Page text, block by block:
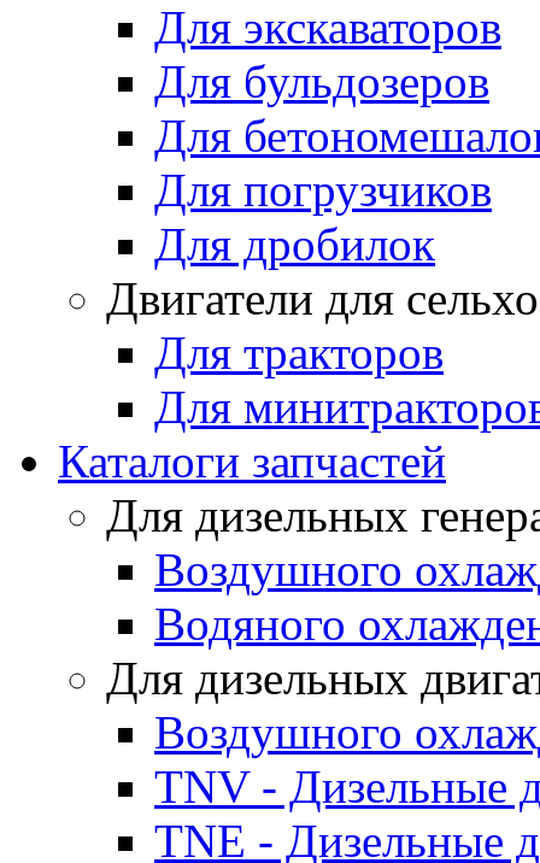
Для экскаваторов
Для бульдозеров
Для
Для погрузчиков
Для дробилок
Двигатели для
Для тракторов
Для
Каталоги запчастей
Для дизельных
Воздушного
Водяного
Для дизельных
Воздушного
TNV - Дизельные
TNE - Дизельные